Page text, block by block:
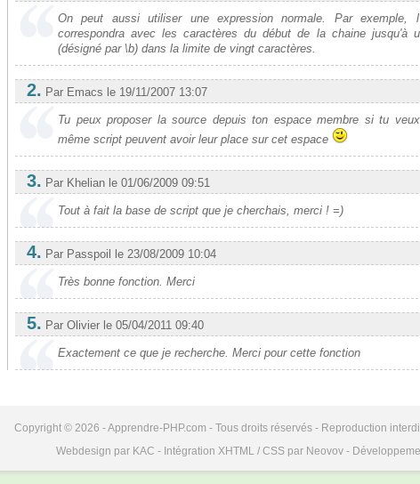
On peut aussi utiliser une expression normale. Par exemple,
correspondra avec les caractères du début de la chaine jusqu'à
(désigné par \b) dans la limite de vingt caractères.
2. Par Emacs le 19/11/2007 13:07
Tu peux proposer la source depuis ton espace membre si tu
même script peuvent avoir leur place sur cet espace
3. Par Khelian le 01/06/2009 09:51
Tout à fait la base de script que je cherchais, merci ! =)
4. Par Passpoil le 23/08/2009 10:04
Très bonne fonction. Merci
5. Par Olivier le 05/04/2011 09:40
Exactement ce que je recherche. Merci pour cette fonction
Copyright © 2026 - Apprendre-PHP.com - Tous droits réservés - Reproduction
Webdesign par KAC - Intégration XHTML / CSS par Neovov -